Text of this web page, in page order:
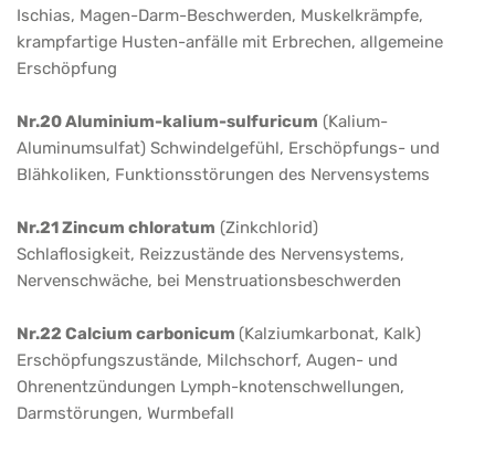
Ischias, Magen-Darm-Beschwerden, Muskelkrämpfe,
krampfartige Husten-anfälle mit Erbrechen, allgemeine
Erschöpfung
Nr.20 Aluminium-kalium-sulfuricum (Kalium-
Aluminumsulfat) Schwindelgefühl, Erschöpfungs- und
Blähkoliken, Funktionsstörungen des Nervensystems
Nr.21 Zincum chloratum (Zinkchlorid)
Schlaflosigkeit, Reizzustände des Nervensystems,
Nervenschwäche, bei Menstruationsbeschwerden
Nr.22 Calcium carbonicum (Kalziumkarbonat, Kalk)
Erschöpfungszustände, Milchschorf, Augen- und
Ohrenentzündungen Lymph-knotenschwellungen,
Darmstörungen, Wurmbefall